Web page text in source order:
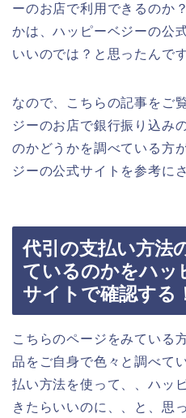
ーのお店で利用できるのか
かは、ハッピーベジーの公
いいのでは？と思ったんで
なので、こちらの記事をご
ジーのお店で銀行振り込み
のかどうかを調べている方
ジーの公式サイトを参考に
代引の支払い方法
ているのかをハッ
サイトで確認する
こちらのページをみている
品をご自身で色々と調べて
払い方法を使って、、ハッ
きたらいいのに、、と、思